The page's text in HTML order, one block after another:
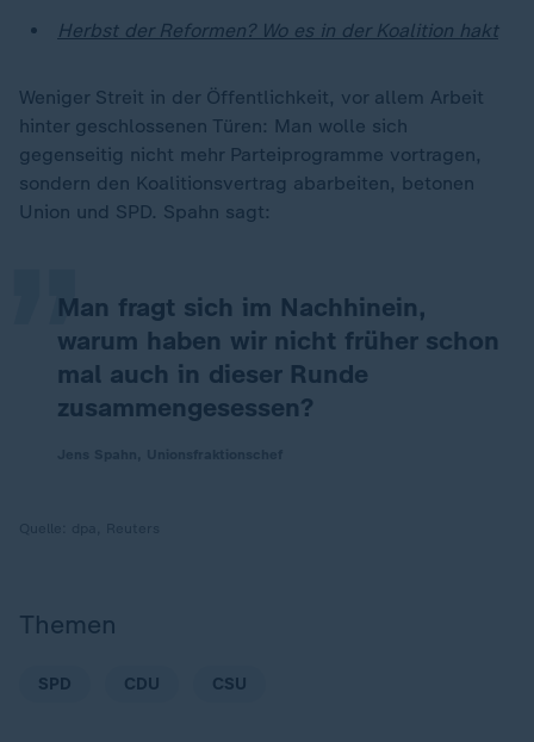
Herbst der Reformen? Wo es in der Koalition hakt
Weniger Streit in der Öffentlichkeit, vor allem Arbeit
hinter geschlossenen Türen: Man wolle sich
gegenseitig nicht mehr Parteiprogramme vortragen,
sondern den Koalitionsvertrag abarbeiten, betonen
Union und SPD. Spahn sagt:
Man fragt sich im Nachhinein,
warum haben wir nicht früher schon
mal auch in dieser Runde
zusammengesessen?
„
Themen
SPD CDU CSU